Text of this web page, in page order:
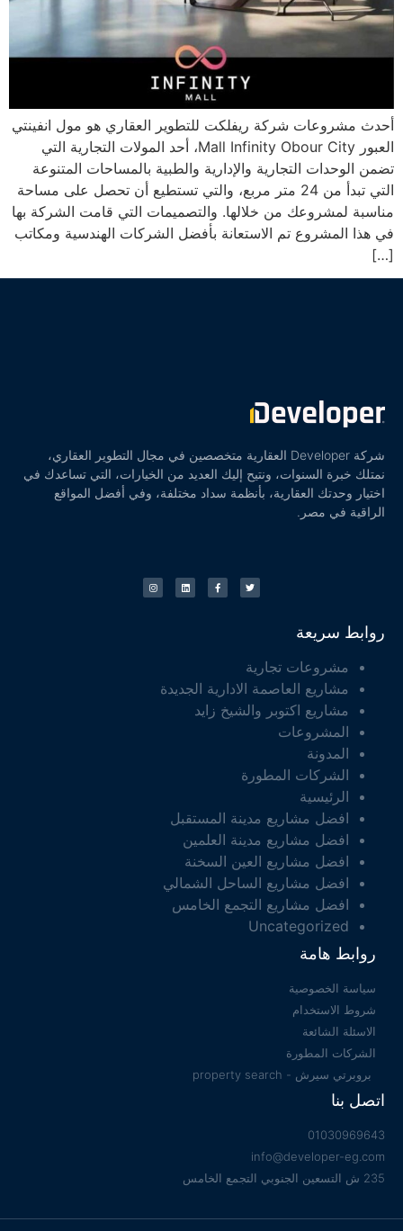
أحدث مشروعات شركة ريفلكت للتطوير العقاري هو مول انفينتي
العبور Mall Infinity Obour City، أحد المولات التجارية التي
تضمن الوحدات التجارية والإدارية والطبية بالمساحات المتنوعة
التي تبدأ من 24 متر مربع، والتي تستطيع أن تحصل على مساحة
مناسبة لمشروعك من خلالها. والتصميمات التي قامت الشركة بها
في هذا المشروع تم الاستعانة بأفضل الشركات الهندسية ومكاتب
[…]
شركة Developer العقارية متخصصين في مجال التطوير العقاري،
نمتلك خبرة السنوات، ونتيح إليك العديد من الخيارات، التي تساعدك في
اختيار وحدتك العقارية، بأنظمة سداد مختلفة، وفي أفضل المواقع
الراقية في مصر.
روابط سريعة
مشروعات تجارية
مشاريع العاصمة الادارية الجديدة
مشاريع اكتوبر والشيخ زايد
المشروعات
المدونة
الشركات المطورة
الرئيسية
افضل مشاريع مدينة المستقبل
افضل مشاريع مدينة العلمين
افضل مشاريع العين السخنة
افضل مشاريع الساحل الشمالي
افضل مشاريع التجمع الخامس
Uncategorized
روابط هامة
سياسة الخصوصية
شروط الاستخدام
الاسئلة الشائعة
الشركات المطورة
بروبرتي سيرش - property search
اتصل بنا
01030969643
info@developer-eg.com
235 ش التسعين الجنوبي التجمع الخامس